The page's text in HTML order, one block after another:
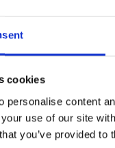
cookies
personalise content
use of our site
you’ve provided
är stängd står
Det tog för mycket